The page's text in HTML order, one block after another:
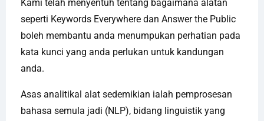
Kami telah menyentuh tentang bagaimana alatan
seperti Keywords Everywhere dan Answer the Public
boleh membantu anda menumpukan perhatian pada
kata kunci yang anda perlukan untuk kandungan
anda.
Asas analitikal alat sedemikian ialah pemprosesan
bahasa semula jadi (NLP), bidang linguistik yang